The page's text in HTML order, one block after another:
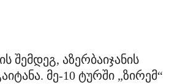
შემდეგ, აზერბაიჯანის
მე-10 ტურში „ზირემ“